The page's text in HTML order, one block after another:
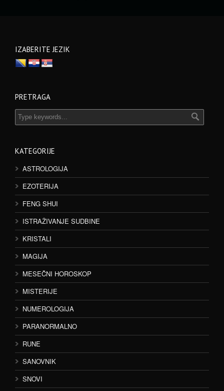
IZABERITE JEZIK
PRETRAGA
KATEGORIJE
ASTROLOGIJA
EZOTERIJA
FENG SHUI
ISTRAŽIVANJE SUDBINE
KRISTALI
MAGIJA
MESEČNI HOROSKOP
MISTERIJE
NUMEROLOGIJA
PARANORMALNO
RUNE
SANOVNIK
SNOVI